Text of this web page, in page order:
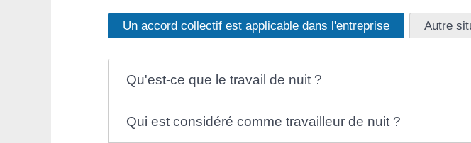
Un accord collectif est applicable dans l'entreprise Autre
Qu'est-ce que le travail de nuit ?
Qui est considéré comme travailleur de nuit ?